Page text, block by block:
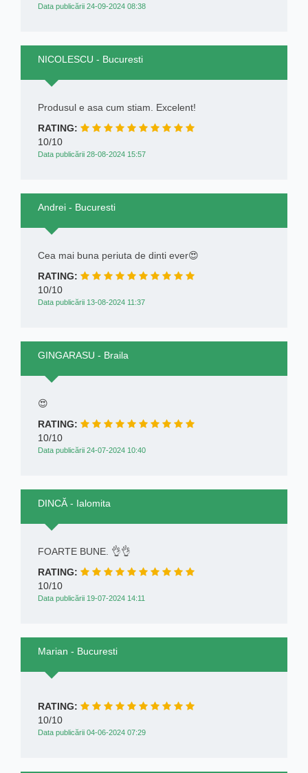
Data publicării 24-09-2024 08:38
NICOLESCU - Bucuresti
Produsul e asa cum stiam. Excelent!
RATING:
10/10
Data publicării 28-08-2024 15:57
Andrei - Bucuresti
Cea mai buna periuta de dinti ever😍
RATING:
10/10
Data publicării 13-08-2024 11:37
GINGARASU - Braila
😍
RATING:
10/10
Data publicării 24-07-2024 10:40
DINCĂ - Ialomita
FOARTE BUNE. 👌👌
RATING:
10/10
Data publicării 19-07-2024 14:11
Marian - Bucuresti
RATING:
10/10
Data publicării 04-06-2024 07:29